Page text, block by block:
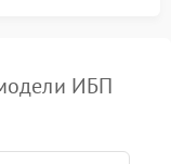
ИБП